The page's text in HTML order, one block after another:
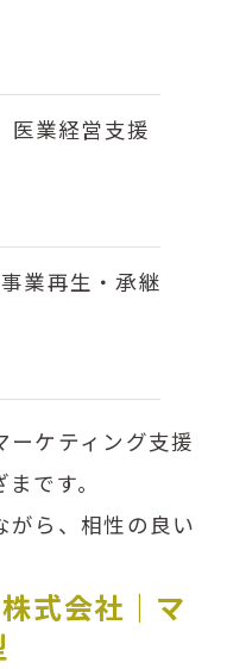
医業経営支援
事業再生・承継
ーケティング支援
です。
がら、相性の良い
式会社｜マ